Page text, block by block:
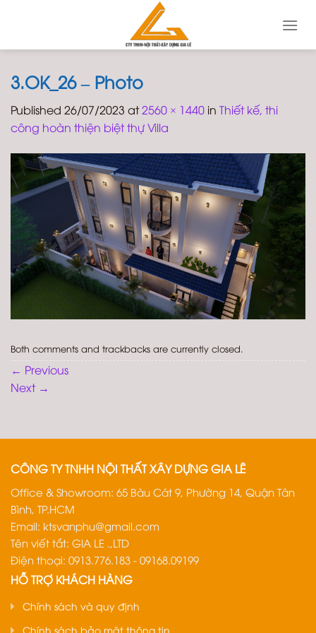
3.OK_26 – Photo
Published 26/07/2023 at2560 × 1440 in Thiết kế, thi
công hoàn thiện biệt thự Villa
Both comments and trackbacks are currently closed.
← Previous
Next →
CÔNG TY TNHH NỘI THẤT XÂY DỰNG GIA LÊ
Office & Showroom: 65 Bàu Cát 9, Phường 14, Quận Tân
Bình, TP.HCM
Email: ktsvanphu@gmail.com
Tên viết tắt: GIA LE .,LTD
Điện thoại: 0913.776.183 - 09168.09199
HỖ TRỢ KHÁCH HÀNG
Chính sách và quy định
Chính sách bảo mật thông tin